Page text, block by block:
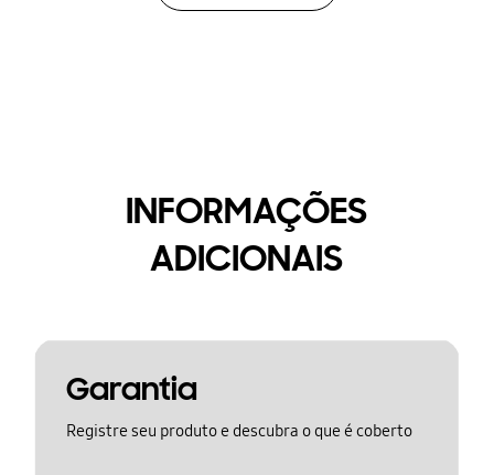
INFORMAÇÕES
ADICIONAIS
Garantia
Registre seu produto e descubra o que é coberto